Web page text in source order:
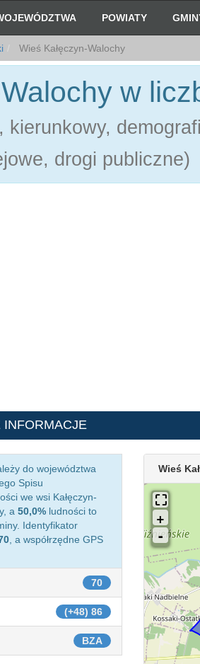
POWIATY
Wieś Kałęczyn-Walochy
w
kierunkowy,
drogi publiczne)
INFORMACJE
do województwa
Spisu
we wsi Kałęczyn-
a 50,0% ludności to
Identyfikator
, a współrzędne GPS
70
(+48) 86
BZA
Wieś